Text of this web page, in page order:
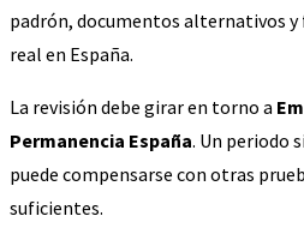
padrón, documentos alternativos y
real en España.
La revisión debe girar en torno a
Permanencia España. Un periodo
puede compensarse con otras
suficientes.